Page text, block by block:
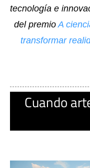
tecnología e
del premio A
transformar
Cuando